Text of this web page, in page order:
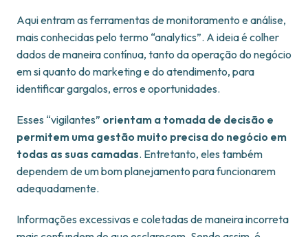
Aqui entram as ferramentas de monitoramento e análise,
mais conhecidas pelo termo “analytics”. A ideia é colher
dados de maneira contínua, tanto da operação do negócio
em si quanto do marketing e do atendimento, para
identificar gargalos, erros e oportunidades.
Esses “vigilantes” orientam a tomada de decisão e
permitem uma gestão muito precisa do negócio em
todas as suas camadas. Entretanto, eles também
dependem de um bom planejamento para funcionarem
adequadamente.
Informações excessivas e coletadas de maneira incorreta